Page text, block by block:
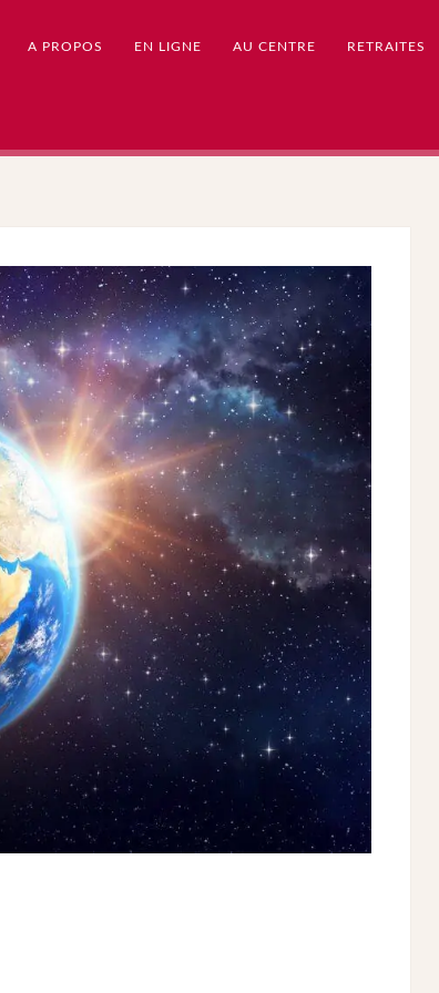
A PROPOS EN LIGNE AU CENTRE RETRAITES